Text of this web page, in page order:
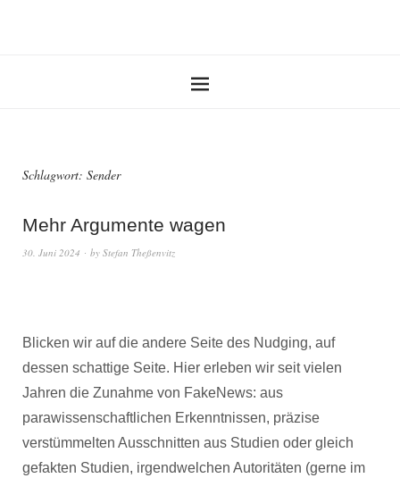
Schlagwort: Sender
Mehr Argumente wagen
30. Juni 2024 by Stefan Theßenvitz
Blicken wir auf die andere Seite des Nudging, auf
dessen schattige Seite. Hier erleben wir seit vielen
Jahren die Zunahme von FakeNews: aus
parawissenschaftlichen Erkenntnissen, präzise
verstümmelten Ausschnitten aus Studien oder gleich
gefakten Studien, irgendwelchen Autoritäten (gerne im